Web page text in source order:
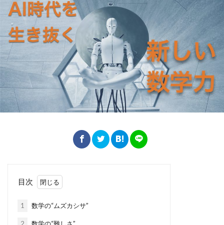
目次
1 数学の“ムズカシサ”
2 数学の“難しさ”